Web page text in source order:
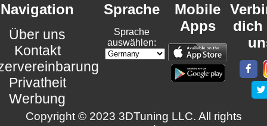
Navigation
Über uns
Kontakt
Privatheit
Werbung
Sprache
Sprache
auswählen:
Mobile
Apps
dich
Copyright © 2023 3DTuning LLC. All rights